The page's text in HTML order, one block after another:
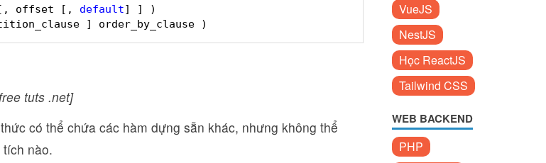
[, offset [, default] ] )
] order_by_clause )
tuts .net]
có thể chứa các hàm dựng sẵn khác, nhưng không thể
nào.
VueJS
NestJS
Học ReactJS
Tailwind CSS
WEB BACKEND
PHP